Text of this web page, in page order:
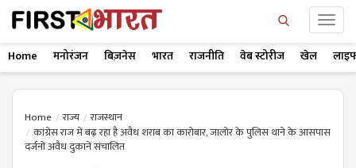
Home मनोरंजन बिज़नेस भारत राजनीति वेब स्टोरीज खेल
Home राज्य
राजस्थान
कांग्रेस राज में बढ़ रहा है अवैध शराब का कारोबार, जालोर के पुलिस थाने के आसपास
दर्जनों अवैध दुकानें संचालित